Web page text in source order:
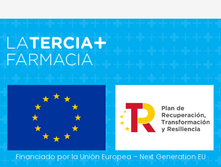
Financiado por la Unión Europea – Next Generation EU